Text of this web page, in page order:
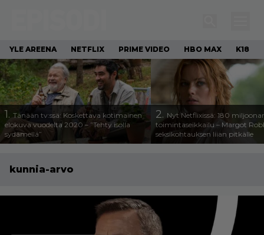
YLE AREENA NETFLIX PRIME VIDEO HBO MAX K18
1. Tänään tv:ssä: Koskettava kotimainen
elokuva vuodelta 2020 – ”Tehty isolla
sydämellä”
2. Nyt Netflixissä: 180
toimintaseikkailu – Margot
seksikohtauksen liian pitkälle
kunnia-arvo